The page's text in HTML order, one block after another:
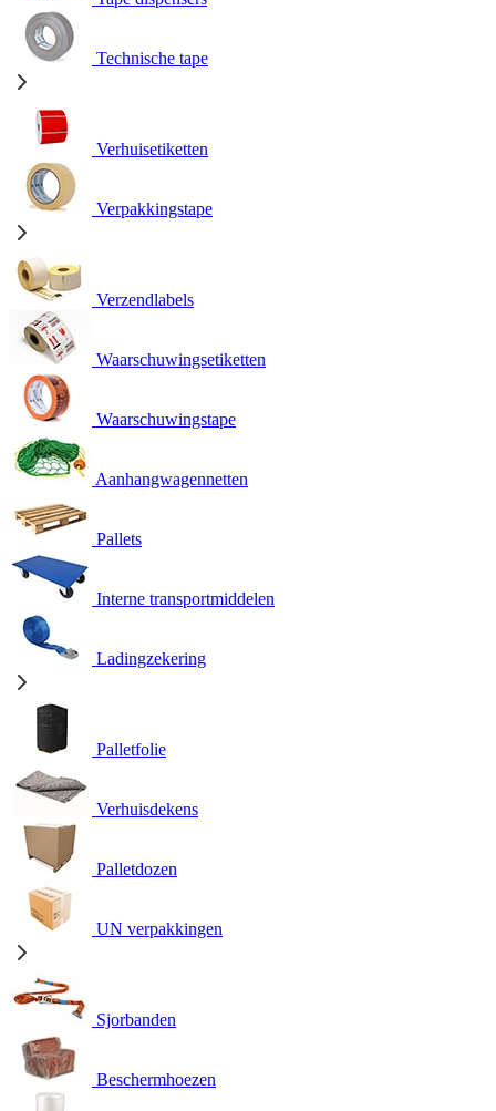
Technische tape
Verhuisetiketten
Verpakkingstape
Verzendlabels
Waarschuwingsetiketten
Waarschuwingstape
Aanhangwagennetten
Pallets
Interne transportmiddelen
Ladingzekering
Palletfolie
Verhuisdekens
Palletdozen
UN verpakkingen
Sjorbanden
Beschermhoezen